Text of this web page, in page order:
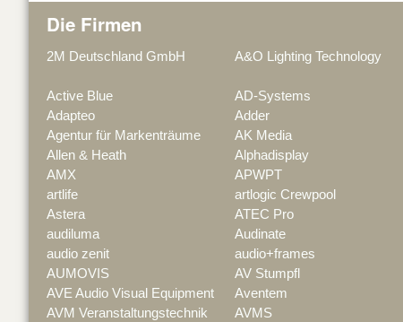
Die Firmen
2M Deutschland GmbH A&O Lighting Technology
Active Blue
AD-Systems
Adapteo
Adder
Agentur für Markenträume
AK Media
Allen & Heath
Alphadisplay
AMX
APWPT
artlife
artlogic Crewpool
Astera
ATEC Pro
audiluma
Audinate
audio zenit
audio+frames
AUMOVIS
AV Stumpfl
AVE Audio Visual Equipment
Aventem
AVM Veranstaltungstechnik
AVMS